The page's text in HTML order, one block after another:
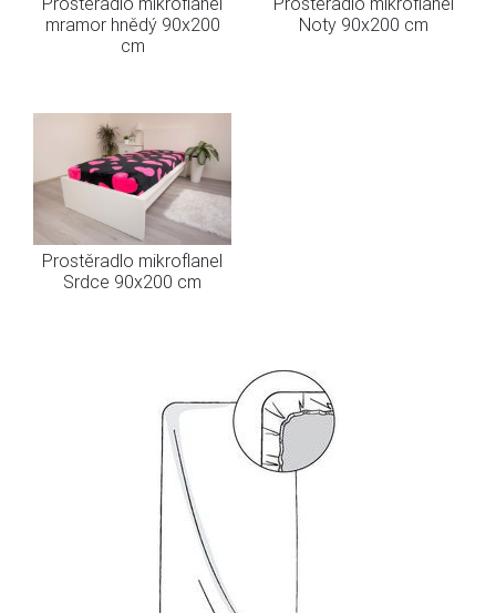
mramor hnědý 90x200
cm
Noty 90x200 cm
Prostěradlo mikroflanel
Srdce 90x200 cm